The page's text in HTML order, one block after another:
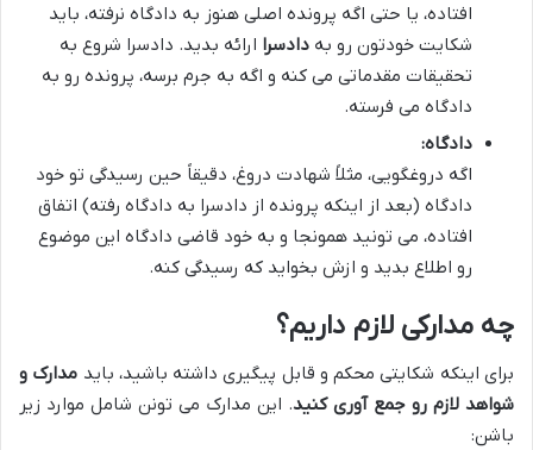
افتاده، یا حتی اگه پرونده اصلی هنوز به دادگاه نرفته، باید
شکایت خودتون رو به دادسرا ارائه بدید. دادسرا شروع به
تحقیقات مقدماتی می کنه و اگه به جرم برسه، پرونده رو به
دادگاه می فرسته.
دادگاه:
اگه دروغگویی، مثلاً شهادت دروغ، دقیقاً حین رسیدگی تو خود
دادگاه (بعد از اینکه پرونده از دادسرا به دادگاه رفته) اتفاق
افتاده، می تونید همونجا و به خود قاضی دادگاه این موضوع
رو اطلاع بدید و ازش بخواید که رسیدگی کنه.
چه مدارکی لازم داریم؟
برای اینکه شکایتی محکم و قابل پیگیری داشته باشید، باید مدارک و
شواهد لازم رو جمع آوری کنید. این مدارک می تونن شامل موارد زیر
باشن: